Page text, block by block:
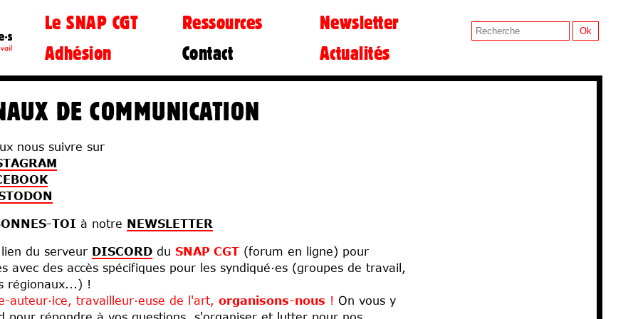
Le SNAP CGT
Adhésion
Ressources
Contact
Newsletter
Actualités
DE COMMUNICATION
nous suivre sur
TOI à notre NEWSLETTER
du serveur DISCORD du SNAP CGT (forum en ligne) pour
avec des accès spécifiques pour les syndiqué·es (groupes de travail,
régionaux...) !
auteur·ice, travailleur·euse de l'art, organisons-nous ! On vous y